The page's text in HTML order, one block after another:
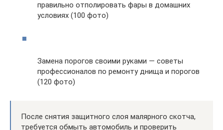
правильно отполировать фары в домашних
условиях (100 фото)
Замена порогов своими руками — советы
профессионалов по ремонту днища и порогов
(120 фото)
После снятия защитного слоя малярного скотча,
требуется обмыть автомобиль и проверить